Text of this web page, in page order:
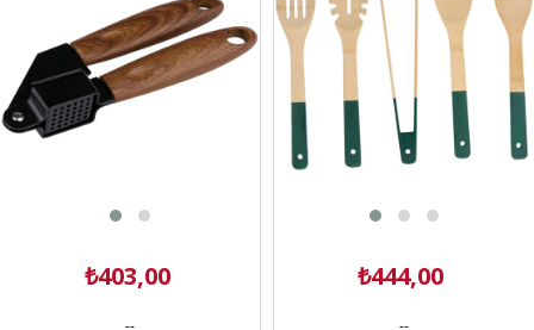
₺403,00 ₺444,00